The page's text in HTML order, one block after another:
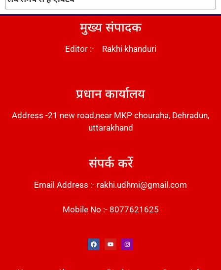
मुख्य संपादक
Editor :- Rakhi khanduri
प्रधान कार्यालय
Address -21 new road,near MKP chouraha, Dehradun,
uttarakhand
संपर्क करें
Email Address :- rakhi.udhmi@gmail.com
Mobile No :- 8077621625